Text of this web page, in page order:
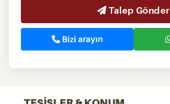
Talep Gönder
Bizi arayın